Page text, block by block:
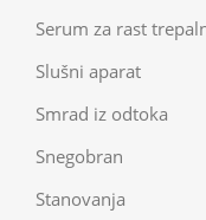
Serum za rast
Slušni aparat
Smrad iz odtoka
Snegobran
Stanovanja